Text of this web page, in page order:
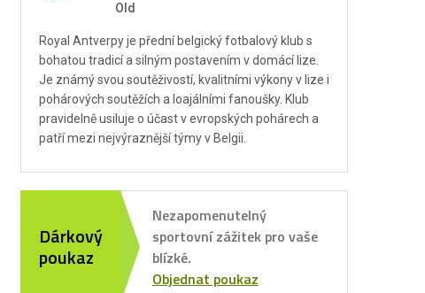
Old
Royal Antverpy je přední belgický fotbalový klub s
bohatou tradicí a silným postavením v domácí lize.
Je známý svou soutěživostí, kvalitními výkony v lize i
pohárových soutěžích a loajálními fanoušky. Klub
pravidelně usiluje o účast v evropských pohárech a
patří mezi nejvýraznější týmy v Belgii.
Dárkový
poukaz
Nezapomenutelný
sportovní zážitek pro vaše
blízké.
Objednat poukaz